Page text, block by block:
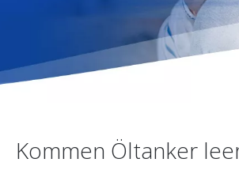
Kommen Öltanker